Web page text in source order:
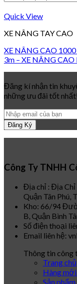
Quick View
XE NÂNG TAY CAO
XE NÂNG CAO
3m – XE NÂNG
Đăng kí nhận tin
những ưu đãi tốt
Công Ty TNHH
Địa chỉ : Địa Chỉ
Quận Tân Phú,
Kho: 66/94
B, Quận Bình
Số điện thoại
Email liên hệ:
Thông tin công
Trang chủ
Hàng
Sản phẩm